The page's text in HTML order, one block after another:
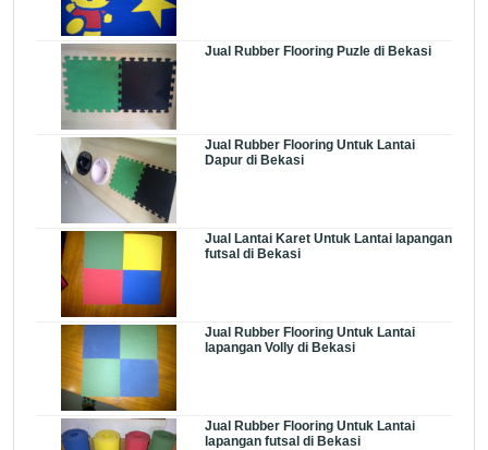
Jual Rubber Flooring Puzle di Bekasi
Jual Rubber Flooring Untuk Lantai
Dapur di Bekasi
Jual Lantai Karet Untuk Lantai lapangan
futsal di Bekasi
Jual Rubber Flooring Untuk Lantai
lapangan Volly di Bekasi
Jual Rubber Flooring Untuk Lantai
lapangan futsal di Bekasi